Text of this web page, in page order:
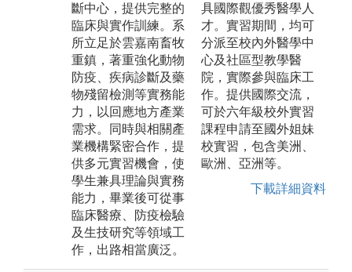
斷中心，提供完整的
臨床與實作訓練。系
所立足於雲嘉南畜牧
重鎮，著重強化動物
防疫、疾病診斷及藥
物殘留檢測等實務能
力，以回應地方產業
需求。同時與相關產
業機構緊密合作，提
供多元實習機會，使
學生兼具理論與實務
能力，畢業後可從事
臨床醫療、防疫檢驗
及生技研究等領域工
作，出路相當廣泛。
具國際觀優秀醫學人
才。實習期間，均可
分派至校內外醫學中
心及社區型教學醫
院，實際參與臨床工
作。提供國際交流，
可於六年級校外實習
課程申請至國外姐妹
校實習，包含美洲、
歐洲、亞洲等。
下載詳細資料